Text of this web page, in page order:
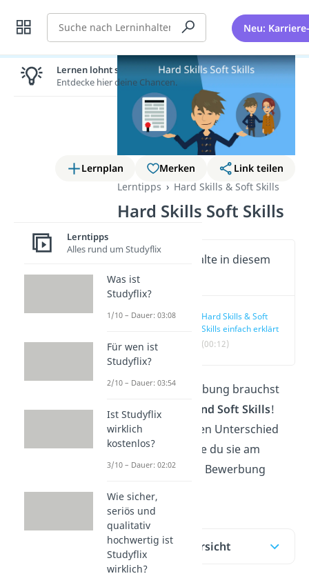
Suche Neu:
Lernplan Merken
Link teilen
Lerntipps
Hard Skills & Soft Skills
Hard Skills Soft Skills
Wichtige Inhalte in diesem
Video
Hard Skills & Soft
Skills einfach erklärt
(00:12)
Für deine Bewerbung brauchst
duHard Skills und Soft Skills!
Hier lernst du den Unterschied
und erfährst, wie du sie am
besten in deiner Bewerbung
einsetzt.
Inhaltsübersicht
Lernen lohnt sich!
Entdecke hier deine Chancen.
Lerntipps
Alles rund um Studyflix
Was ist
Studyflix?
1/10 – Dauer: 03:08
Für wen ist
Studyflix?
2/10 – Dauer: 03:54
Ist Studyflix
wirklich
kostenlos?
3/10 – Dauer: 02:02
Wie sicher,
seriös und
qualitativ
hochwertig ist
Studyflix
wirklich?